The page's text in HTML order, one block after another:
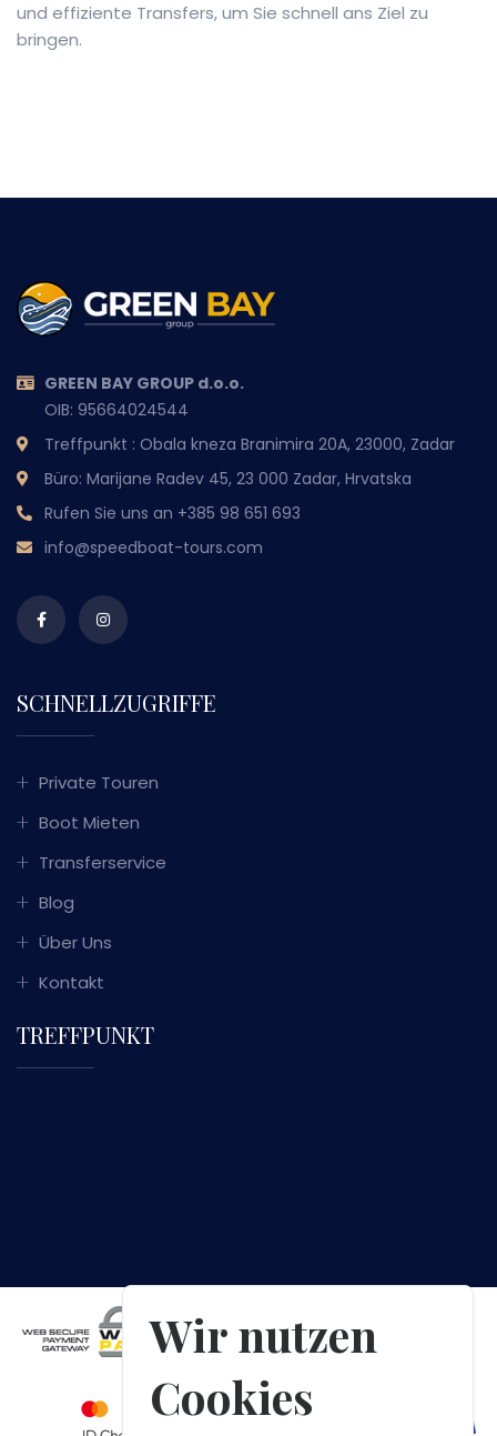
und effiziente Transfers, um Sie schnell ans Ziel zu
bringen.
GREEN BAY GROUP d.o.o.
OIB: 95664024544
Treffpunkt : Obala kneza Branimira 20A, 23000, Zadar
Büro: Marijane Radev 45, 23 000 Zadar, Hrvatska
Rufen Sie uns an +385 98 651 693
info@speedboat-tours.com
SCHNELLZUGRIFFE
Private Touren
Boot Mieten
Transferservice
Blog
Über Uns
Kontakt
TREFFPUNKT
Wir nutzen
Cookies